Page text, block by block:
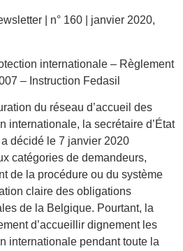
| n° 160 | janvier 2020,
internationale – Règlement
– Instruction Fedasil
du réseau d’accueil des
internationale, la secrétaire d’État
décidé le 7 janvier 2020
catégories de demandeurs,
de la procédure ou du système
claire des obligations
de la Belgique. Pourtant, la
d’accueillir dignement les
internationale pendant toute la